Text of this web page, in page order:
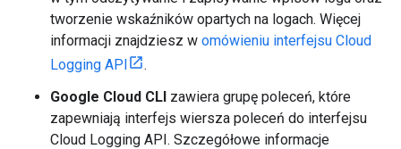
tworzenie wskaźników opartych na logach. Więcej
informacji znajdziesz w omówieniu interfejsu Cloud
Logging API
.
Google Cloud CLI zawiera grupę poleceń, które
zapewniają interfejs wiersza poleceń do interfejsu
Cloud Logging API. Szczegółowe informacje